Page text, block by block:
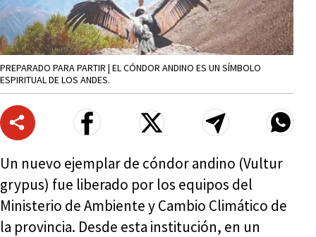
PREPARADO PARA PARTIR | EL CÓNDOR ANDINO ES UN SÍMBOLO
ESPIRITUAL DE LOS ANDES.
Un nuevo ejemplar de cóndor andino (Vultur
grypus) fue liberado por los equipos del
Ministerio de Ambiente y Cambio Climático de
la provincia. Desde esta institución, en un